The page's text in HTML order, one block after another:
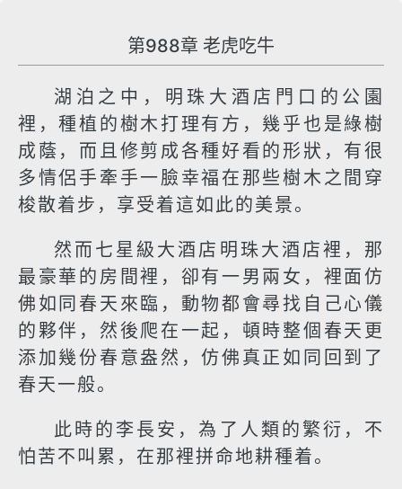
第988章 老虎吃牛
湖泊之中，明珠大酒店門口的公園
裡，種植的樹木打理有方，幾乎也是綠樹
成蔭，而且修剪成各種好看的形狀，有很
多情侶手牽手一臉幸福在那些樹木之間穿
梭散着步，享受着這如此的美景。
然而七星級大酒店明珠大酒店裡，那
最豪華的房間裡，卻有一男兩女，裡面仿
佛如同春天來臨，動物都會尋找自己心儀
的夥伴，然後爬在一起，頓時整個春天更
添加幾份春意盎然，仿佛真正如同回到了
春天一般。
此時的李長安，為了人類的繁衍，不
怕苦不叫累，在那裡拼命地耕種着。